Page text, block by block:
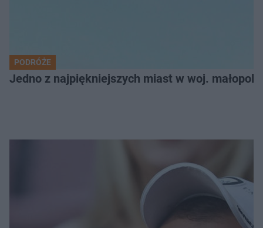
PODRÓŻE
Jedno z najpiękniejszych miast w woj.